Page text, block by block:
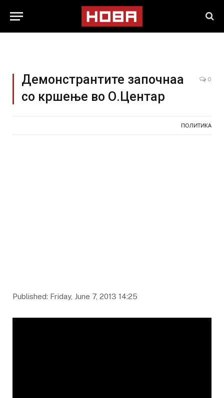
Демонстрантите започнаа
со кршење во О.Центар
0
ПОЛИТИКА
Published: Friday, June 7, 2013 14:25